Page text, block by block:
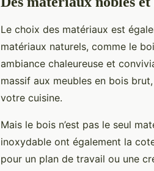
Le choix des matériaux est
matériaux naturels, comme le
ambiance chaleureuse et
massif aux meubles en bois
votre cuisine.
Mais le bois n’est pas le seul
inoxydable ont également la
pour un plan de travail ou une